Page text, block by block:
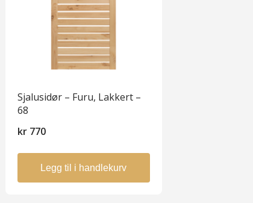
Sjalusidør – Furu, Lakkert –
68
kr770
Legg til i handlekurv